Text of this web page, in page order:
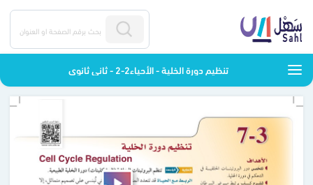
تنظيم دورة الخلية - الأحياء2-2 - ثاني ثانوي